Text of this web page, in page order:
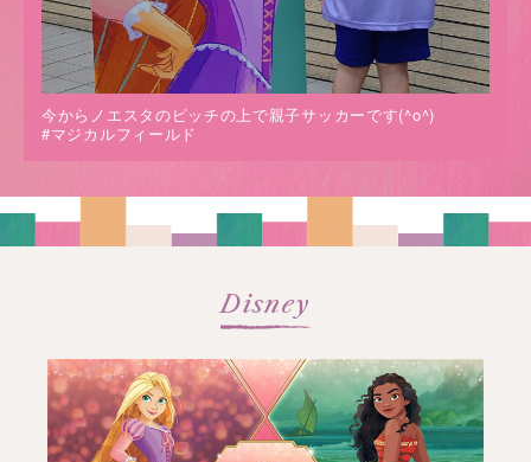
今からノエスタのピッチの上で親子サッカーです(^o^)
#マジカルフィールド
Disney